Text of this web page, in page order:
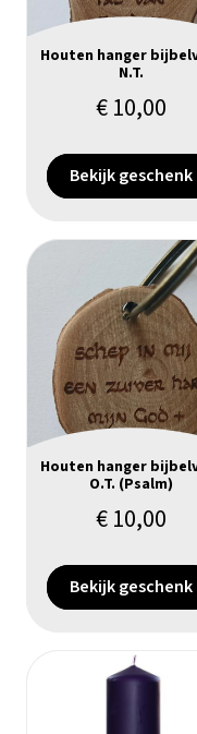
Houten hanger
N.T.
€10,00
Bekijk geschenk
Houten hanger
O.T. (Psalm)
€10,00
Bekijk geschenk